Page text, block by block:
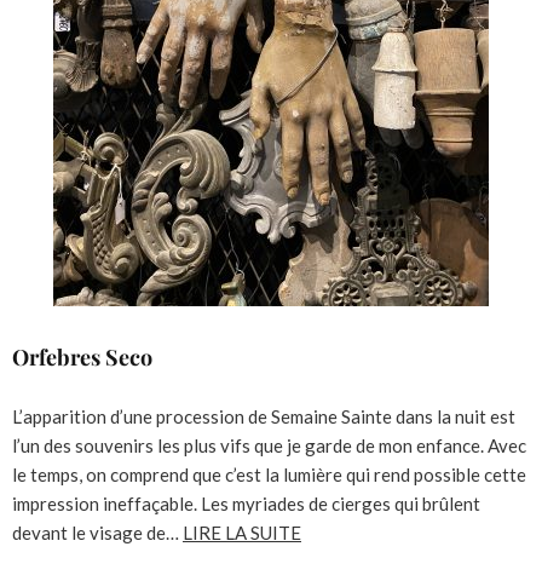
Orfebres Seco
L’apparition d’une procession de Semaine Sainte dans la nuit est
l’un des souvenirs les plus vifs que je garde de mon enfance. Avec
le temps, on comprend que c’est la lumière qui rend possible cette
impression ineffaçable. Les myriades de cierges qui brûlent
devant le visage de… LIRE LA SUITE